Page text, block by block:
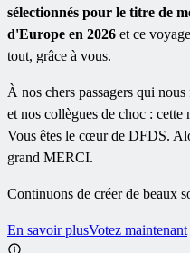
sélectionnés pour le titre de
d'Europe en 2026 et ce
tout, grâce à vous.
À nos chers passagers qui
et nos collègues de choc : cette
Vous êtes le cœur de DFDS.
grand MERCI.
Continuons de créer de beaux
En savoir plusVotez maintenant